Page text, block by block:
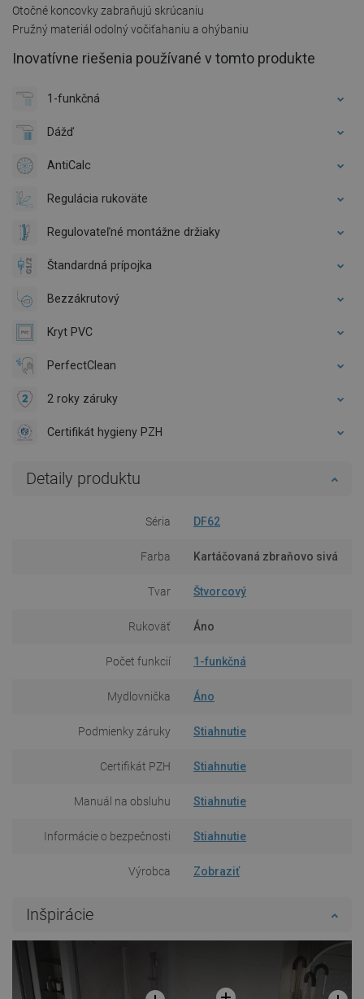
Otočné koncovky zabraňujú skrúcaniu
Pružný materiál odolný vočiťahaniu a ohýbaniu
Inovatívne riešenia používané v tomto produkte
1-funkčná
Dážď
AntiCalc
Regulácia rukoväte
Regulovateľné montážne držiaky
Štandardná prípojka
Bezzákrutový
Kryt PVC
PerfectClean
2 roky záruky
Certifikát hygieny PZH
Detaily produktu
Séria DF62
Farba Kartáčovaná zbraňovo sivá
Tvar Štvorcový
Rukoväť Áno
Počet funkcií 1-funkčná
Mydlovnička Áno
Podmienky záruky Stiahnutie
Certifikát PZH Stiahnutie
Manuál na obsluhu Stiahnutie
Informácie o bezpečnosti Stiahnutie
Výrobca Zobraziť
Inšpirácie